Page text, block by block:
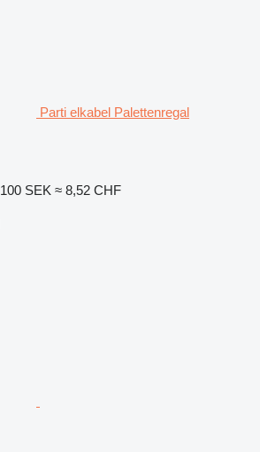
Parti elkabel Palettenregal
100 SEK ≈ 8,52 CHF